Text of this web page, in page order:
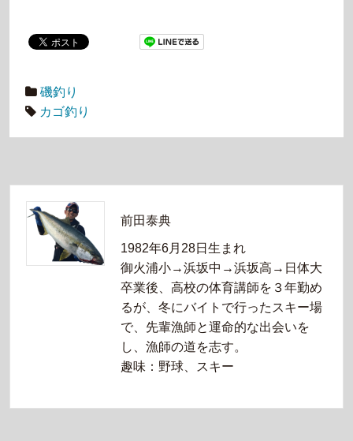
磯釣り
カゴ釣り
前田泰典
1982年6月28日生まれ
御火浦小→浜坂中→浜坂高→日体大
卒業後、高校の体育講師を３年勤め
るが、冬にバイトで行ったスキー場
で、先輩漁師と運命的な出会いを
し、漁師の道を志す。
趣味：野球、スキー